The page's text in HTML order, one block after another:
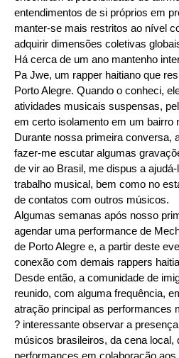
entendimentos de si próprios em
manter-se mais restritos ao nível
adquirir dimensões coletivas
Há cerca de um ano mantenho
Pa Jwe, um rapper haitiano que
Porto Alegre. Quando o conheci,
atividades musicais suspensas,
em certo isolamento em um bairro
Durante nossa primeira conversa,
fazer-me escutar algumas
de vir ao Brasil, me dispus a
trabalho musical, bem como no
de contatos com outros músicos.
Algumas semanas após nosso
agendar uma performance de
de Porto Alegre e, a partir deste
conexão com demais rappers
Desde então, a comunidade de
reunido, com alguma frequência,
atração principal as performances
? interessante observar a
músicos brasileiros, da cena local,
performances em colaboração aos